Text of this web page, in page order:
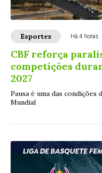
Esportes Há 4 horas
CBF reforça
competições
2027
Pausa é uma das condições
Mundial